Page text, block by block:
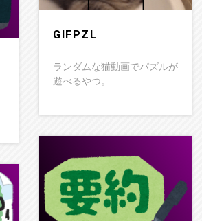
GIFPZL
ランダムな猫動画でパズルが
遊べるやつ。